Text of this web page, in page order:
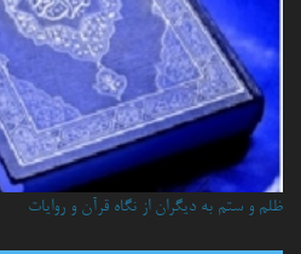
ظلم و ستم به دیگران از نگاه قرآن و روایات